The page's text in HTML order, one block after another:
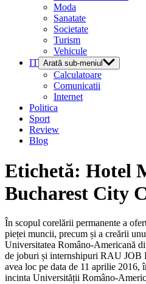
Moda
Sanatate
Societate
Turism
Vehicule
IT Arată sub-meniul
Calculatoare
Comunicatii
Internet
Politica
Sport
Review
Blog
Etichetă: Hotel
Bucharest City
În scopul corelării permanente a
pieței muncii, precum și a creării
Universitatea Româno-Americană
de joburi și internshipuri RAU JOB
avea loc pe data de 11 aprilie 2016,
incinta Universității Româno-